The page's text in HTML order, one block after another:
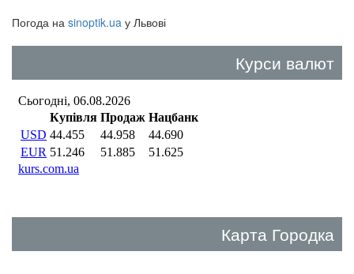
Погода на sinoptik.ua у Львові
Курси валют
Карта Городка